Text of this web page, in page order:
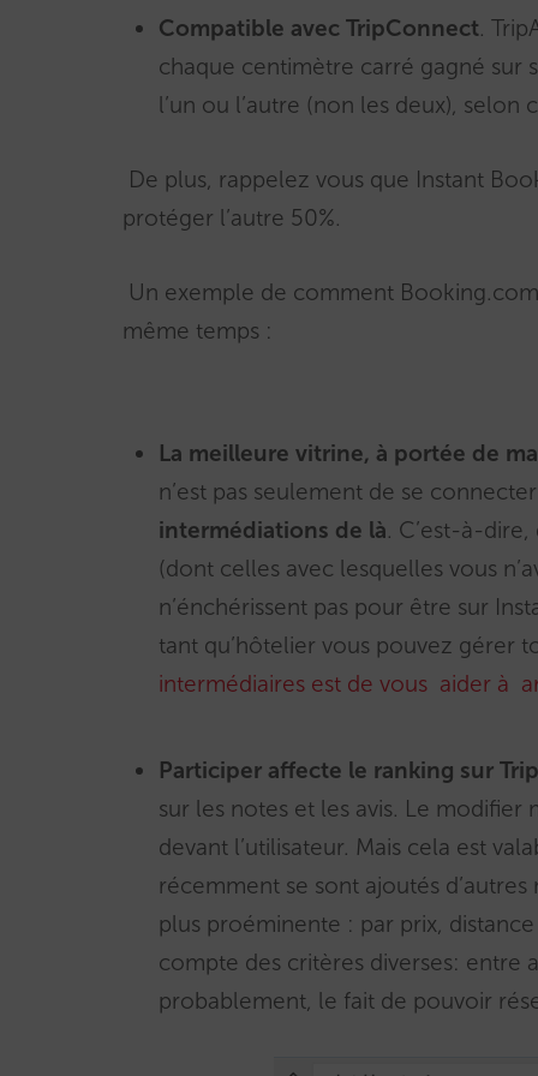
Compatible avec TripConnect.
chaque centimètre carré gagné sur
l’un ou l’autre (non les deux), selon
De plus, rappelez vous que Instant
protéger l’autre 50%.
Un exemple de comment
même temps :
La meilleure vitrine, à portée de
n’est pas seulement de se
intermédiations de là. C’est-à-
(dont celles avec lesquelles vous
n’énchérissent pas pour être sur
tant qu’hôtelier vous pouvez gérer
intermédiaires est de vous aider à
Participer affecte le ranking sur
sur les notes et les avis. Le
devant l’utilisateur. Mais cela est
récemment se sont ajoutés
plus proéminente : par prix,
compte des critères diverses: entre
probablement, le fait de pouvoir